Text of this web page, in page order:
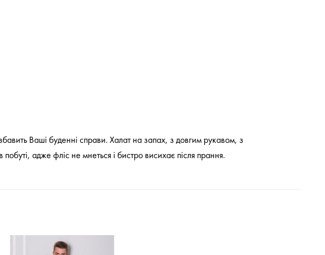
Ваші буденні справи. Халат на запах, з довгим рукавом, з
адже фліс не мнеться і бистро висихає після прання.